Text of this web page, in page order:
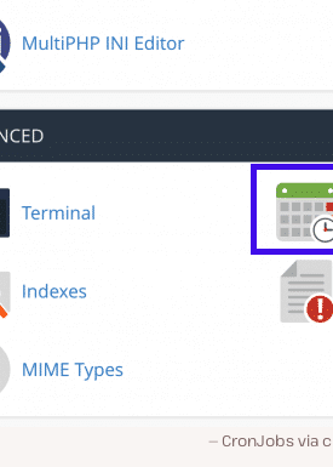
CronJobs via